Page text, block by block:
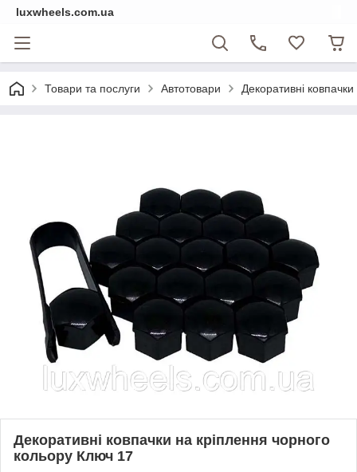
luxwheels.com.ua
Товари та послуги Автотовари Декоративні ковпачки
Декоративні ковпачки на кріплення чорного
кольору Ключ 17